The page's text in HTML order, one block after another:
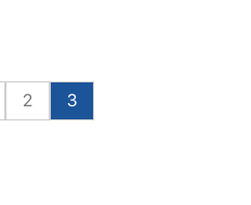
2 3